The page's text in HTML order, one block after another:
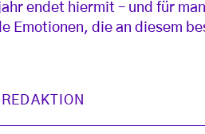
endet hiermit – und für
Emotionen, die an diesem